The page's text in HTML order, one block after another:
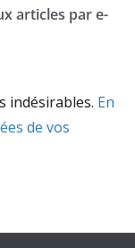
articles par e-
indésirables. En
de vos